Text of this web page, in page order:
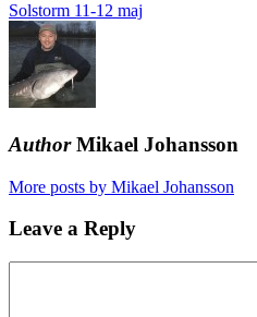
Solstorm 11-12 maj
AuthorMikael Johansson
More posts by Mikael Johansson
Leave a Reply